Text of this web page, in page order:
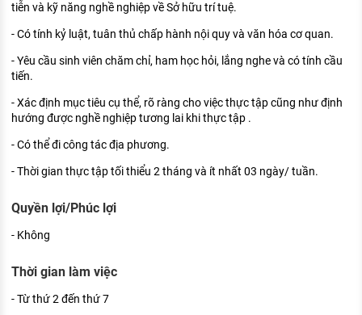
tiễn và kỹ năng nghề nghiệp về Sở hữu trí tuệ.
- Có tính kỷ luật, tuân thủ chấp hành nội quy và văn hóa cơ quan.
- Yêu cầu sinh viên chăm chỉ, ham học hỏi, lắng nghe và có tính cầu
tiến.
- Xác định mục tiêu cụ thể, rõ ràng cho việc thực tập cũng như định
hướng được nghề nghiệp tương lai khi thực tập .
- Có thể đi công tác địa phương.
- Thời gian thực tập tối thiểu 2 tháng và ít nhất 03 ngày/ tuần.
Quyền lợi/Phúc lợi
- Không
Thời gian làm việc
- Từ thứ 2 đến thứ 7